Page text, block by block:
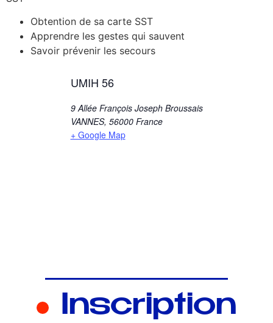
Obtention de sa carte SST
Apprendre les gestes qui sauvent
Savoir prévenir les secours
UMIH 56
9 Allée François Joseph Broussais
VANNES, 56000 France
+ Google Map
Inscription